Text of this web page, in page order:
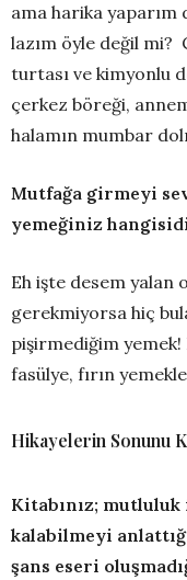
ama harika yaparım
lazım öyle değil mi?
turtası ve kimyonlu
çerkez böreği,
halamın mumbar
Mutfağa girmeyi
yemeğiniz
Eh işte desem
gerekmiyorsa hiç
pişirmediğim yemek!
fasülye, fırın
Hikayelerin Sonunu
Kitabınız;
kalabilmeyi
şans eseri